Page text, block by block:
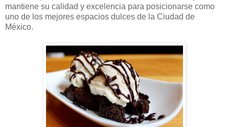
mantiene su calidad y excelencia para posicionarse como
uno de los mejores espacios dulces de la Ciudad de
México.